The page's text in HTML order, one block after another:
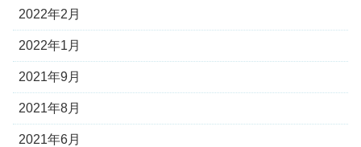
2022年2月
2022年1月
2021年9月
2021年8月
2021年6月